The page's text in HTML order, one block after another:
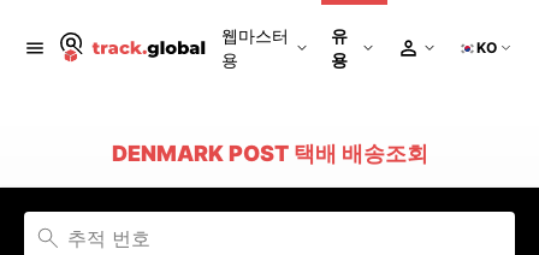
웹마스터
용
유
용
KO
DENMARK POST 택배 배송조회